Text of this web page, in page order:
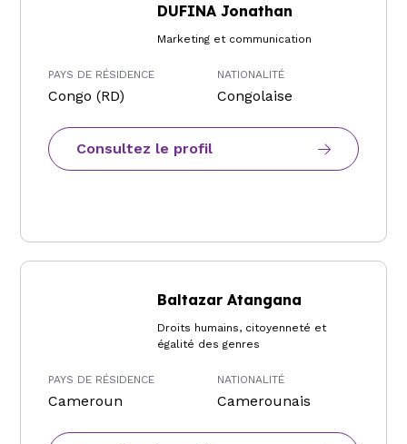
DUFINA Jonathan
Marketing et communication
PAYS DE RÉSIDENCE
Congo (RD)
NATIONALITÉ
Congolaise
Consultez le profil
Baltazar Atangana
Droits humains, citoyenneté et
égalité des genres
PAYS DE RÉSIDENCE
Cameroun
NATIONALITÉ
Camerounais